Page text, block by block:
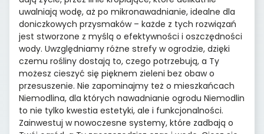
uwalniają wodę, aż po mikronawadnianie, idealne dla
doniczkowych przysmaków – każde z tych rozwiązań
jest stworzone z myślą o efektywności i oszczędności
wody. Uwzględniamy różne strefy w ogrodzie, dzięki
czemu rośliny dostają to, czego potrzebują, a Ty
możesz cieszyć się pięknem zieleni bez obaw o
przesuszenie. Nie zapominajmy też o mieszkańcach
Niemodlina, dla których nawadnianie ogrodu Niemodlin
to nie tylko kwestia estetyki, ale i funkcjonalności.
Zainwestuj w nowoczesne systemy, które zadbają o